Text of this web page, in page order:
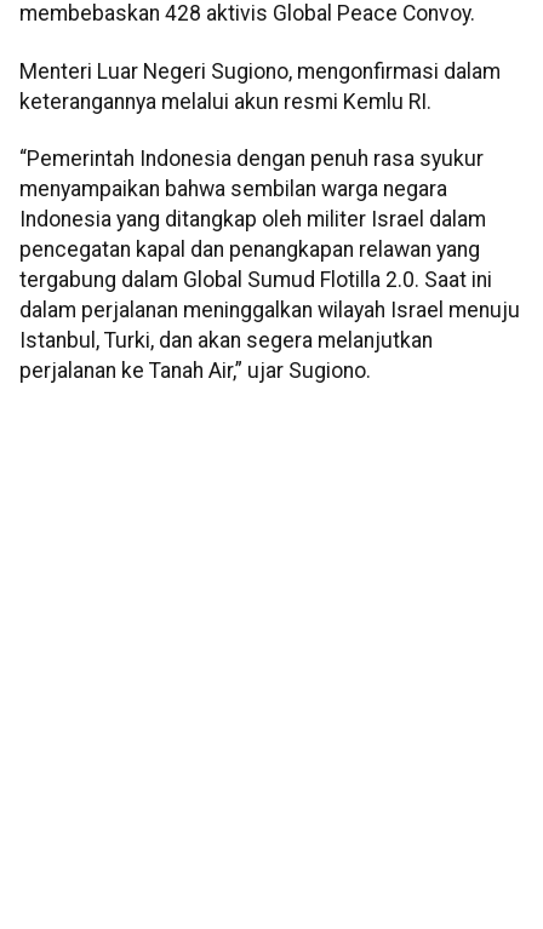
membebaskan 428 aktivis Global Peace Convoy.
Menteri Luar Negeri Sugiono, mengonfirmasi dalam
keterangannya melalui akun resmi Kemlu RI.
“Pemerintah Indonesia dengan penuh rasa syukur
menyampaikan bahwa sembilan warga negara
Indonesia yang ditangkap oleh militer Israel dalam
pencegatan kapal dan penangkapan relawan yang
tergabung dalam Global Sumud Flotilla 2.0. Saat ini
dalam perjalanan meninggalkan wilayah Israel menuju
Istanbul, Turki, dan akan segera melanjutkan
perjalanan ke Tanah Air,” ujar Sugiono.